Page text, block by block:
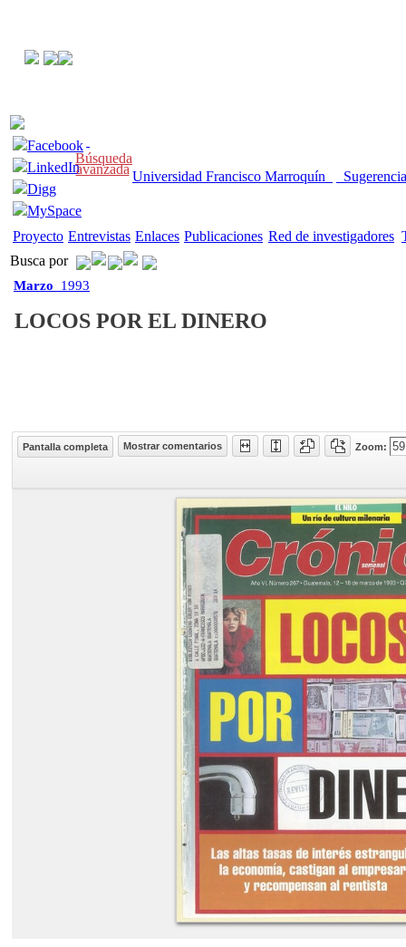
Facebook
LinkedIn
Digg
MySpace
Búsqueda
avanzada Universidad Francisco Marroquín
Proyecto Entrevistas Enlaces Publicaciones Red de investigadores
Busca por
Marzo 1993
LOCOS POR EL DINERO
Pantalla completa Mostrar comentarios Zoom: